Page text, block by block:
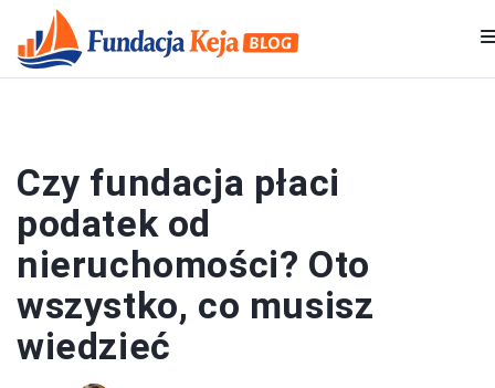
Czy fundacja płaci
podatek od
nieruchomości? Oto
wszystko, co musisz
wiedzieć